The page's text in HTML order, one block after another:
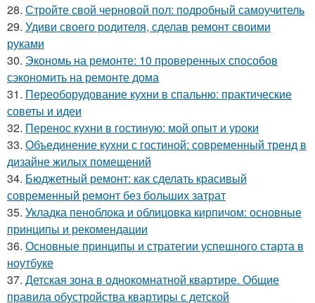
28. Стройте свой черновой пол: подробный самоучитель
29. Удиви своего родителя, сделав ремонт своими
руками
30. Экономь на ремонте: 10 проверенных способов
сэкономить на ремонте дома
31. Переоборудование кухни в спальню: практические
советы и идеи
32. Перенос кухни в гостиную: мой опыт и уроки
33. Объединение кухни с гостиной: современный тренд в
дизайне жилых помещений
34. Бюджетный ремонт: как сделать красивый
современный ремонт без больших затрат
35. Укладка пеноблока и облицовка кирпичом: основные
принципы и рекомендации
36. Основные принципы и стратегии успешного старта в
ноутбуке
37. Детская зона в однокомнатной квартире. Общие
правила обустройства квартиры с детской